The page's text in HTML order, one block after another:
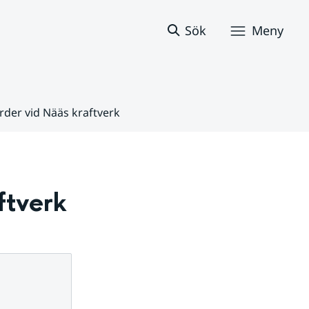
Sök Meny
vid Nääs kraftverk